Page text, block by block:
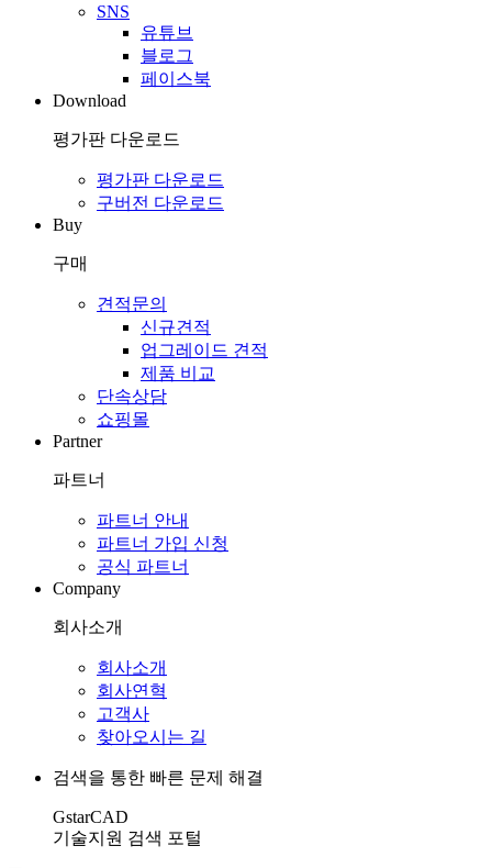
SNS
유튜브
블로그
페이스북
Download
평가판 다운로드
평가판 다운로드
구버전 다운로드
Buy
구매
견적문의
신규견적
업그레이드 견적
제품 비교
단속상담
쇼핑몰
Partner
파트너
파트너 안내
파트너 가입 신청
공식 파트너
Company
회사소개
회사소개
회사연혁
고객사
찾아오시는 길
검색을 통한 빠른 문제 해결
GstarCAD
기술지원 검색 포털